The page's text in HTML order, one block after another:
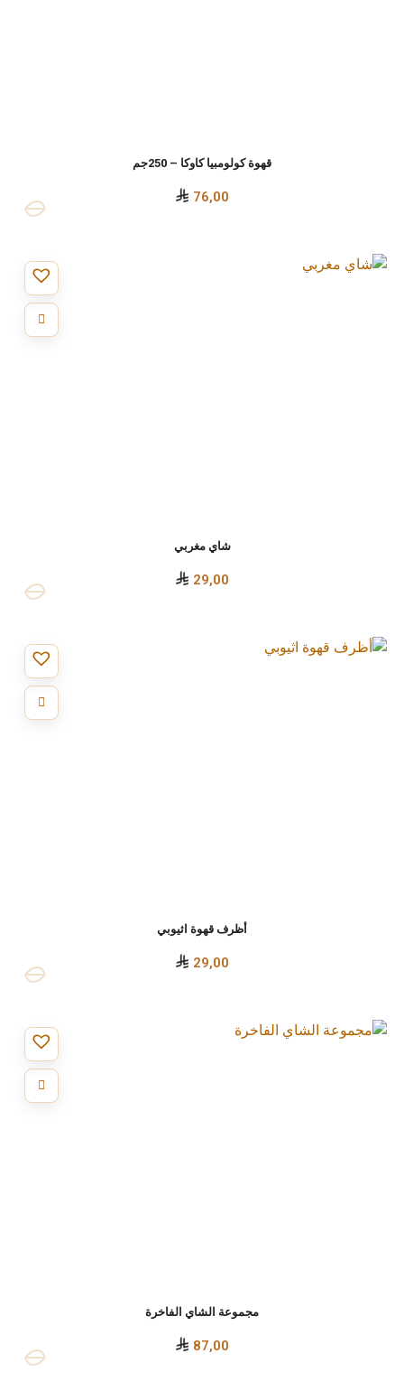
قهوة كولومبيا كاوكا – 250جم
76,00
شاي مغربي
29,00
أظرف قهوة اثيوبي
29,00
مجموعة الشاي الفاخرة
87,00